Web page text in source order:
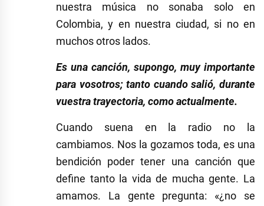
nuestra música no sonaba solo en
Colombia, y en nuestra ciudad, si no en
muchos otros lados.
Es una canción, supongo, muy importante
para vosotros; tanto cuando salió, durante
vuestra trayectoria, como actualmente.
Cuando suena en la radio no la
cambiamos. Nos la gozamos toda, es una
bendición poder tener una canción que
define tanto la vida de mucha gente. La
amamos. La gente pregunta: «¿no se